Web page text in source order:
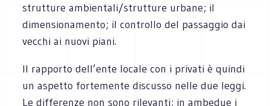
strutture ambientali/strutture urbane; il
dimensionamento; il controllo del passaggio dai
vecchi ai nuovi piani.
Il rapporto dell’ente locale con i privati è quindi
un aspetto fortemente discusso nelle due leggi.
Le differenze non sono rilevanti; in ambedue i